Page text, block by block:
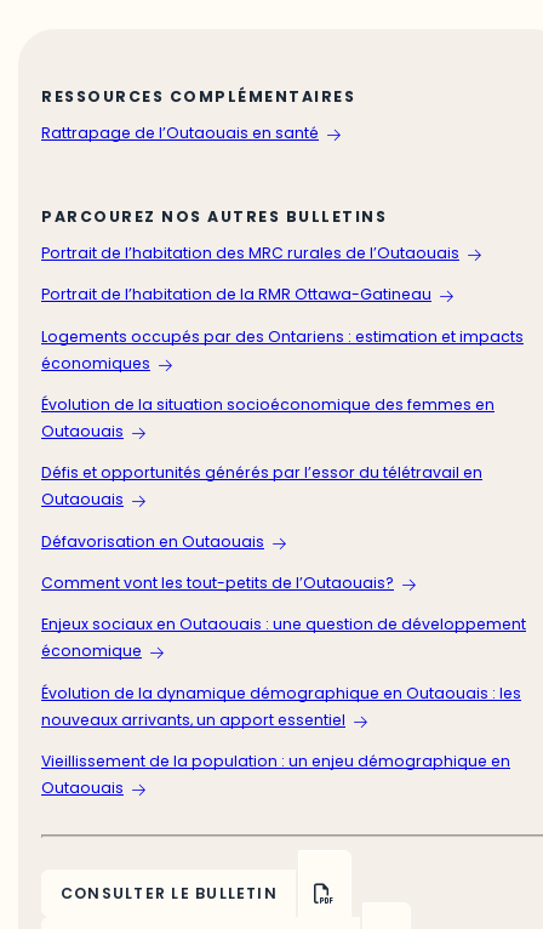
RESSOURCES COMPLÉMENTAIRES
Rattrapage de l’Outaouais en santé
PARCOUREZ NOS AUTRES BULLETINS
Portrait de l’habitation des MRC rurales de l’Outaouais
Portrait de l’habitation de la RMR Ottawa-Gatineau
Logements occupés par des Ontariens : estimation et impacts
économiques
Évolution de la situation socioéconomique des femmes en
Outaouais
Défis et opportunités générés par l’essor du télétravail en
Outaouais
Défavorisation en Outaouais
Comment vont les tout-petits de l’Outaouais?
Enjeux sociaux en Outaouais : une question de développement
économique
Évolution de la dynamique démographique en Outaouais : les
nouveaux arrivants, un apport essentiel
Vieillissement de la population : un enjeu démographique en
Outaouais
CONSULTER LE BULLETIN